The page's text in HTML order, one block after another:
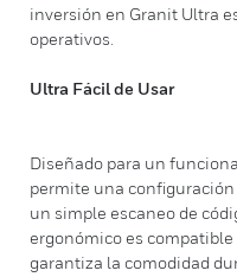
inversión en Granit Ultra
operativos.
Ultra Fácil de Usar
Diseñado para un
permite una
un simple escaneo de
ergonómico es
garantiza la comodidad